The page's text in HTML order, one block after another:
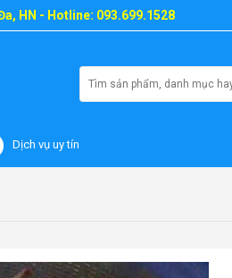
HN - Hotline: 093.699.1528
kiếm:
Dịch vụ uy tín